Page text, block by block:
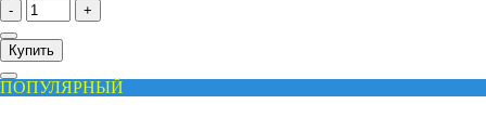
- +
Купить
ПОПУЛЯРНЫЙ